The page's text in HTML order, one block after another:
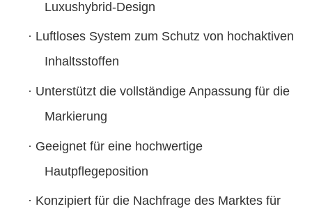
Luxushybrid-Design
· Luftloses System zum Schutz von hochaktiven
Inhaltsstoffen
· Unterstützt die vollständige Anpassung für die
Markierung
· Geeignet für eine hochwertige
Hautpflegeposition
· Konzipiert für die Nachfrage des Marktes für